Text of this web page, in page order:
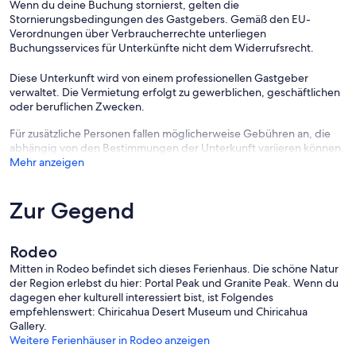
- 2 miles to Sky Islands Grill and Grocery & 5 miles to Rodeo Grocery
and Cafe
- 8 miles to Portal Peak Lodge Store & Cafe: live music
- 10 miles to Cave Creek Canyon: birding, hiking
Center
- 5 miles to Chiricahua Art Gallery
- 16 miles to Geronimo Surrender Monument
- 161 miles to Tucson Int’l Airport
-- REST EASY WITH US --
ready for you and that we’ll answer the phone 24/7. Even better, if
anything is off about your stay, we’ll make it right. You can count on
we know what vacation means to you.
-- POLICIES --
- No smoking
- No Pets Allowed
- No events, parties, or large gatherings
Wenn du deine Buchung stornierst, gelten die
Stornierungsbedingungen des Gastgebers. Gemäß den EU-
Verordnungen über Verbraucherrechte unterliegen
Buchungsservices für Unterkünfte nicht dem Widerrufsrecht.
Diese Unterkunft wird von einem professionellen Gastgeber
verwaltet. Die Vermietung erfolgt zu gewerblichen, geschäftlichen
oder beruflichen Zwecken.
Für zusätzliche Personen fallen möglicherweise Gebühren an, die
abhängig von den Bestimmungen der Unterkunft variieren können.
Mehr anzeigen
Zur Gegend
Rodeo
Mitten in Rodeo befindet sich dieses Ferienhaus. Die schöne Natur
der Region erlebst du hier: Portal Peak und Granite Peak. Wenn du
dagegen eher kulturell interessiert bist, ist Folgendes
empfehlenswert: Chiricahua Desert Museum und Chiricahua
Gallery.
Weitere Ferienhäuser in Rodeo anzeigen